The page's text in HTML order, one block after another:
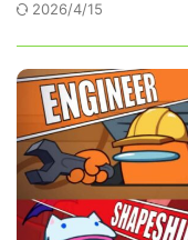
2026/4/15